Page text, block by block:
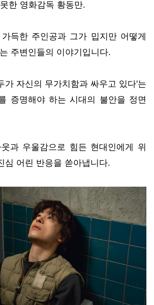
한 영화감독 황동만.
득한 주인공과 그가 밉지만 어떻게
주변인들의 이야기입니다.
가 자신의 무가치함과 싸우고 있다'는
증명해야 하는 시대의 불안을 정면
과 우울감으로 힘든 현대인에게 위
심 어린 반응을 쏟아냅니다.